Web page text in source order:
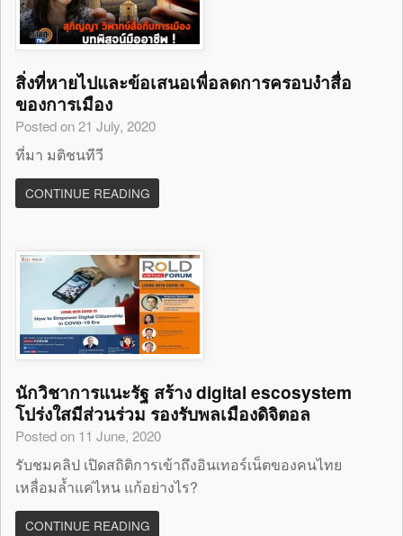
สิ่งที่หายไปและข้อเสนอเพื่อลดการครอบงำสื่อ
ของการเมือง
Posted on 21 July, 2020
ที่มา มติชนทีวี
CONTINUE READING
นักวิชาการแนะรัฐ สร้าง digital escosystem
โปร่งใสมีส่วนร่วม รองรับพลเมืองดิจิตอล
Posted on 11 June, 2020
รับชมคลิป เปิดสถิติการเข้าถึงอินเทอร์เน็ตของคนไทย
เหลื่อมล้ำแค่ไหน แก้อย่างไร?
CONTINUE READING